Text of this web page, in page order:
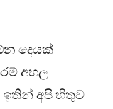
දෙයක්
අහල
අපි හිතුව